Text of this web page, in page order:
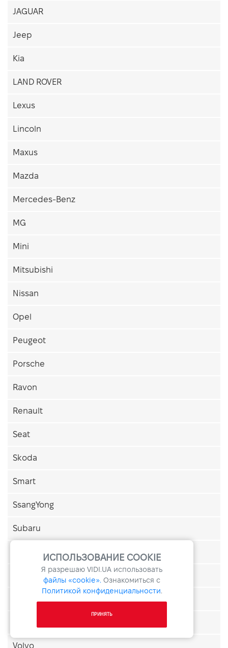
JAGUAR
Jeep
Kia
LAND ROVER
Lexus
Lincoln
Maxus
Mazda
Mercedes-Benz
MG
Mini
Mitsubishi
Nissan
Opel
Peugeot
Porsche
Ravon
Renault
Seat
Skoda
Smart
SsangYong
Subaru
Volvo
ИСПОЛЬЗОВАНИЕ COOKIE
Я разрешаю VIDI.UA использовать
файлы «cookie». Ознакомиться с
Политикой конфиденциальности.
ПРИНЯТЬ